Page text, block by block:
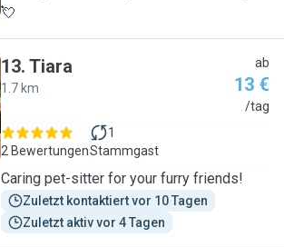
💘
13. Tiara
1.7 km
ab
13 €
/tag
2 Bewertungen
1
Stammgast
Caring pet-sitter for your furry friends!
Zuletzt kontaktiert vor 10 Tagen
Zuletzt aktiv vor 4 Tagen